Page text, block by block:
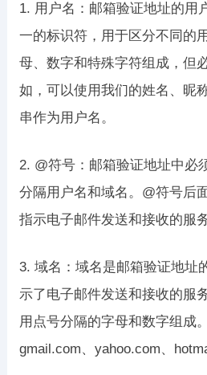
1. 用户名：邮箱验证地址的用
一的标识符，用于区分不同的
母、数字和特殊字符组成，但
如，可以使用我们的姓名、昵
串作为用户名。
2. @符号：邮箱验证地址中必
分隔用户名和域名。@符号后
指示电子邮件发送和接收的服务
3. 域名：域名是邮箱验证地址
示了电子邮件发送和接收的服
用点号分隔的字母和数字组成
gmail.com、yahoo.com、